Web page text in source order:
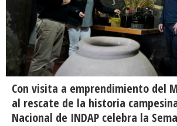
Con visita a emprendimiento del
al rescate de la historia
Nacional de INDAP celebra la